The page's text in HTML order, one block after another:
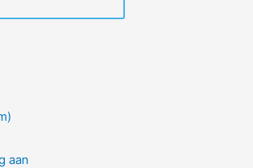
aan